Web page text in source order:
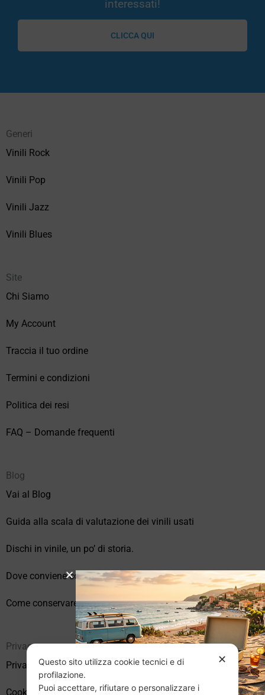
interessati!
CLICCA QUI
Generi
Vinili Rock
Vinili Pop
Vinili Jazz
Vinili Blues
Site
Chi Siamo
My Account
Traccia il tuo ordine
Termini e condizioni
Politica dei resi
FAQ – Domande frequenti
Blog
Vai al Blog
Guida alla scala di valutazione dei vinili usati
Dischi in vinile, un po’ di storia.
Dove conviene comprare vinili online?
Come conservare correttamente i vinili usati
Privacy
Privacy Policy
Cookie Policy (UE)
✕
Questo sito utilizza cookie tecnici e di
profilazione.
Puoi accettare, rifiutare o personalizzare i